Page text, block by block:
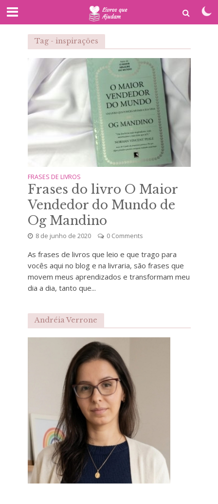
Tag - inspirações
FRASES DE LIVROS
Frases do livro O Maior
Vendedor do Mundo de
Og Mandino
8 de junho de 2020 0 Comments
As frases de livros que leio e que trago para
vocês aqui no blog e na livraria, são frases que
movem meus aprendizados e transformam meu
dia a dia, tanto que...
Andréia Verrone